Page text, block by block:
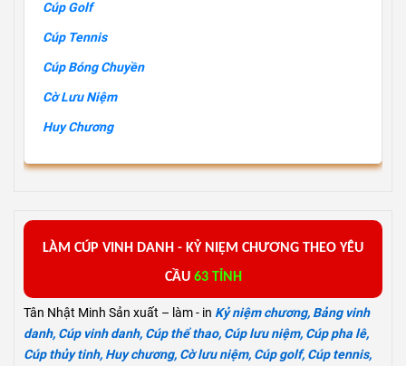
Cúp Golf
Cúp Tennis
Cúp Bóng Chuyền
Cờ Lưu Niệm
Huy Chương
LÀM CÚP VINH DANH - KỶ NIỆM CHƯƠNG THEO YÊU
CẦU 63 TỈNH
Tân Nhật Minh Sản xuất – làm - in Kỷ niệm chương, Bảng vinh
danh, Cúp vinh danh, Cúp thể thao, Cúp lưu niệm, Cúp pha lê,
Cúp thủy tinh, Huy chương, Cờ lưu niệm, Cúp golf, Cúp tennis,